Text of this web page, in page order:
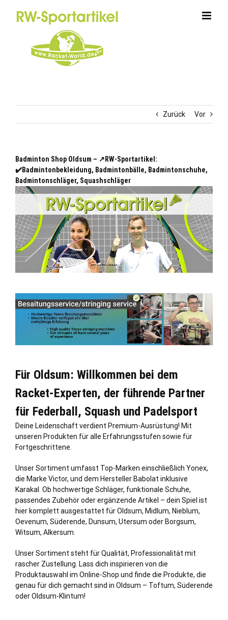
Zurück Vor
Badminton Shop Oldsum – ↗️RW-Sportartikel:
✔️Badmintonbekleidung, Badmintonbälle, Badmintonschuhe,
Badmintonschläger, Squashschläger
Für Oldsum: Willkommen bei dem
Racket-Experten, der führende Partner
für Federball, Squash und Padelsport
Deine Leidenschaft verdient Premium-Ausrüstung! Mit
unseren Produkten für alle Erfahrungsstufen sowie für
Fortgeschrittene.
Unser Sortiment umfasst Top-Marken einschließlich Yonex,
die Marke Victor, und dem Hersteller Babolat inklusive
Karakal. Ob hochwertige Schläger, funktionale Schuhe,
passendes Zubehör oder ergänzende Artikel – dein Spiel ist
hier komplett ausgestattet für Oldsum, Midlum, Nieblum,
Oevenum, Süderende, Dunsum, Utersum oder Borgsum,
Witsum, Alkersum.
Unser Sortiment steht für Qualität, Professionalität mit
rascher Zustellung. Lass dich inspirieren von die
Produktauswahl im Online-Shop und finde die Produkte, die
genau für dich gemacht sind in Oldsum – Toftum, Süderende
oder Oldsum-Klintum!